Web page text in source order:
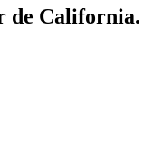
de California.